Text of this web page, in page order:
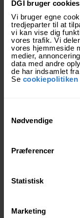
DGI bruger cookies
Vi bruger egne
tredjeparter til at
vi kan vise dig
vores trafik. Vi
vores hjemmeside
medier,
data med andre
de har indsamlet
Se cookiepolitiken
Nødvendige
Præferencer
Statistisk
Marketing